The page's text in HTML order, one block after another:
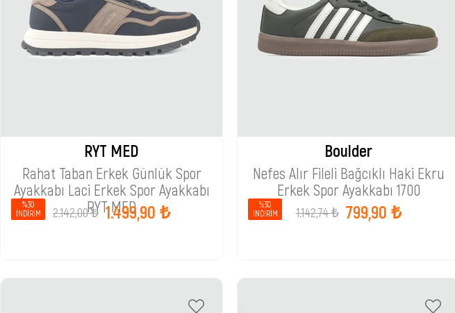
RYT MED
Rahat Taban Erkek Günlük Spor
Ayakkabı Laci Erkek Spor Ayakkabı
RYT MED
1.499,90 ₺
2.142,00 ₺
%30
İNDIRIM
Boulder
Nefes Alır Fileli Bağcıklı Haki Ekru
Erkek Spor Ayakkabı 1700
799,90 ₺
1.142,74 ₺
%30
İNDIRIM